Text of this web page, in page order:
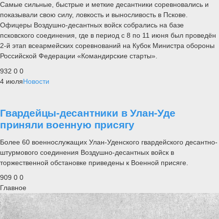
Самые сильные, быстрые и меткие десантники соревновались и
показывали свою силу, ловкость и выносливость в Пскове.
Офицеры Воздушно-десантных войск собрались на базе
псковского соединения, где в период с 8 по 11 июня был проведён
2-й этап всеармейских соревнований на Кубок Министра обороны
Российской Федерации «Командирские старты».
932 0 0
4 июляНовости
Гвардейцы-десантники в Улан-Уде
приняли военную присягу
Более 60 военнослужащих Улан-Уденского гвардейского десантно-
штурмового соединения Воздушно-десантных войск в
торжественной обстановке приведены к Военной присяге.
909 0 0
Главное